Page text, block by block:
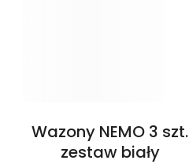
Wazony NEMO 3 szt.
zestaw biały